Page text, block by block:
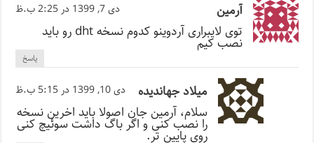
آرمین دی 7, 1399 در 2:25 ب.ظ
توی لایبراری آردوینو کدوم نسخه dht رو باید
نصب کیم
پاسخ
میلاد جهاندیده دی 10, 1399 در 5:15 ب.ظ
سلام، آرمین جان اصولا باید اخرین نسخه
را نصب کنی و اگر باگ داشت سوئیچ کنی
روی پایین تر.